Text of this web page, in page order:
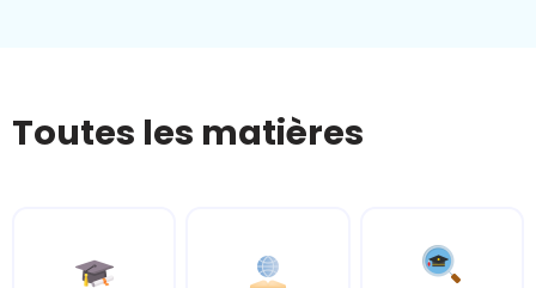
Toutes les matières